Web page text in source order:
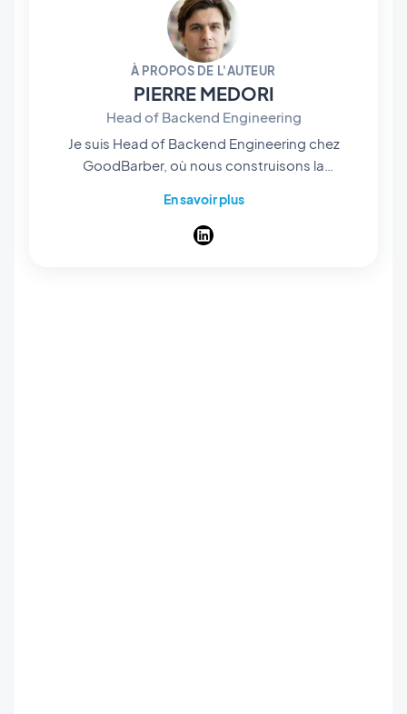
À PROPOS DE L'AUTEUR
PIERRE MEDORI
Head of Backend Engineering
Je suis Head of Backend Engineering chez
GoodBarber, où nous construisons la
applications natives sans écrire une ligne de
code. Mon équipe gère tout ce qui se passe en
En savoir plus